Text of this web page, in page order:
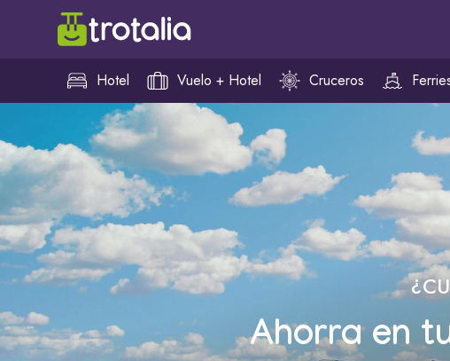
Hotel Vuelo + Hotel Cruceros
Ahorra en